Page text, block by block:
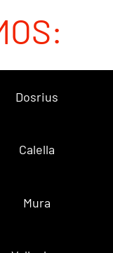
Dosrius
Calella
Mura